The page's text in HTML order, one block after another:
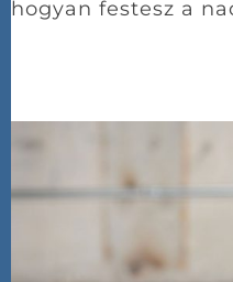
hogyan festesz a